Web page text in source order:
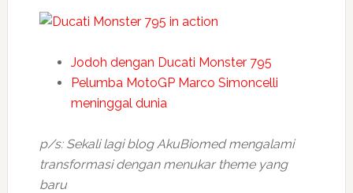
Jodoh dengan Ducati Monster 795
Pelumba MotoGP Marco Simoncelli
meninggal dunia
p/s: Sekali lagi blog AkuBiomed mengalami
transformasi dengan menukar theme yang
baru